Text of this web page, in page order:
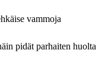
vammoja
pidät parhaiten huolta